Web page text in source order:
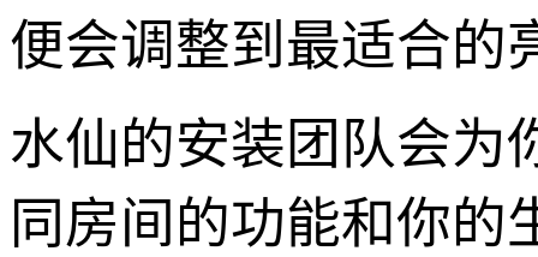
便会调整到最适合的
水仙的安装团队会为
同房间的功能和你的